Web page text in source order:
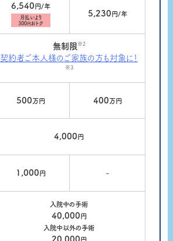
6,540円/年
月払いより
300円おトク
5,230円/年
無制限 ※2
契約者ご本人様のご家族の方も対象に！
※3
500万円 400万円
4,000円
1,000円 -
入院中の手術
40,000円
入院中以外の手術
20,000円